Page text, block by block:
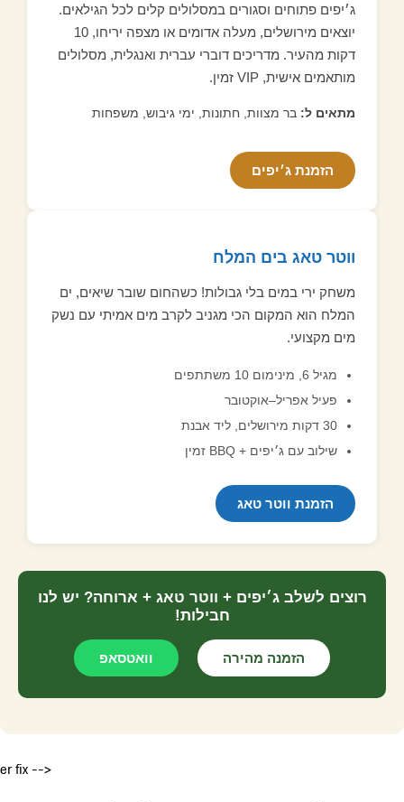
ג׳יפים פתוחים וסגורים במסלולים קלים לכל הגילאים.
יוצאים מירושלים, מעלה אדומים או מצפה יריחו, 10
דקות מהעיר. מדריכים דוברי עברית ואנגלית, מסלולים
מותאמים אישית, VIP זמין.
מתאים ל: בר מצוות, חתונות, ימי גיבוש, משפחות
הזמנת ג׳יפים
ווטר טאג בים המלח
משחק ירי במים בלי גבולות! כשהחום שובר שיאים, ים
המלח הוא המקום הכי מגניב לקרב מים אמיתי עם נשק
מים מקצועי.
מגיל 6, מינימום 10 משתתפים
פעיל אפריל–אוקטובר
30 דקות מירושלים, ליד אבנת
שילוב עם ג׳יפים + BBQ זמין
הזמנת ווטר טאג
רוצים לשלב ג׳יפים + ווטר טאג + ארוחה? יש לנו
חבילות!
הזמנה מהירה וואטסאפ
er fix -->